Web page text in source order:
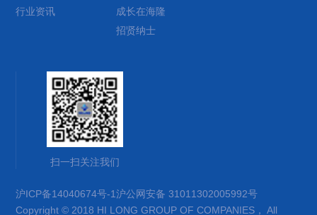
行业资讯
成长在海隆
招贤纳士
扫一扫关注我们
沪ICP备14040674号-1沪公网安备 31011302005992号
Copyright © 2018 HI LONG GROUP OF COMPANIES， All